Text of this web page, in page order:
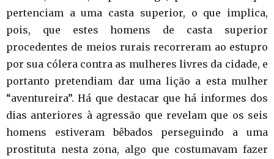
pertenciam a uma casta superior, o que implica,
pois, que estes homens de casta superior
procedentes de meios rurais recorreram ao estupro
por sua cólera contra as mulheres livres da cidade, e
portanto pretendiam dar uma lição a esta mulher
“aventureira”. Há que destacar que há informes dos
dias anteriores à agressão que revelam que os seis
homens estiveram bêbados perseguindo a uma
prostituta nesta zona, algo que costumavam fazer